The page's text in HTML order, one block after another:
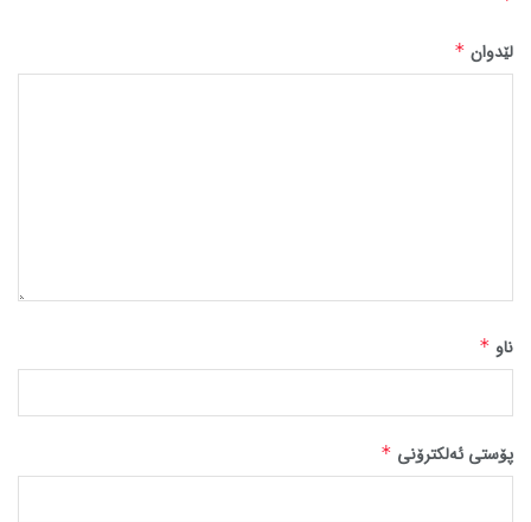
لێدوان*
ناو *
پۆستی ئەلکترۆنی *